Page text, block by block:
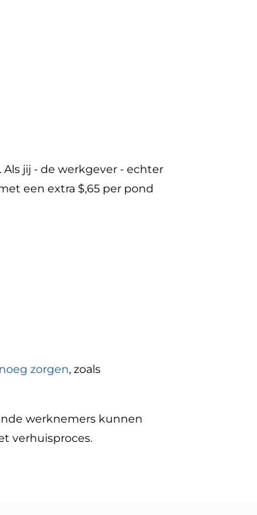
jij - de werkgever - echter
een extra $,65 per pond
zorgen, zoals
werknemers kunnen
verhuisproces.